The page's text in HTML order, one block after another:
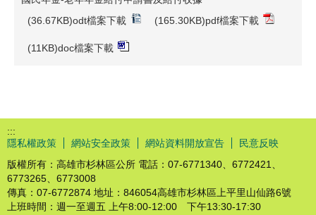
(36.67KB)odt檔案下載
(165.30KB)pdf檔案下載
(11KB)doc檔案下載
:::
隱私權政策
網站安全政策 網站資料開放宣告
民意反映
版權所有：高雄市杉林區公所 電話：07-6771340、6772421、
6773265、6773008
傳真：07-6772874 地址：846054高雄市杉林區上平里山仙路6號
上班時間：週一至週五 上午8:00-12:00 下午13:30-17:30